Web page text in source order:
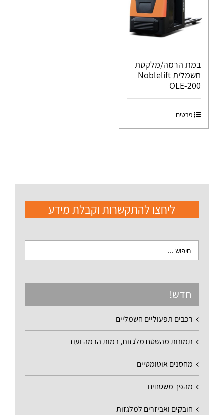
במת הרמה/מלקטת
חשמלית Noblelift
OLE-200
פרטים
ליחצו להתקשרות וקבלת מידע
חדש!
רכבים תפעוליים חשמליים
תמונות מהשטח מלגזות, במות הרמה ועוד
מחסנים אוטומטיים
מהפך משטחים
חובקים ואביזרים למלגזות